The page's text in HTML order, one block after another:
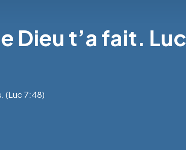
Dieu t’a fait. Luc
(Luc 7:48)